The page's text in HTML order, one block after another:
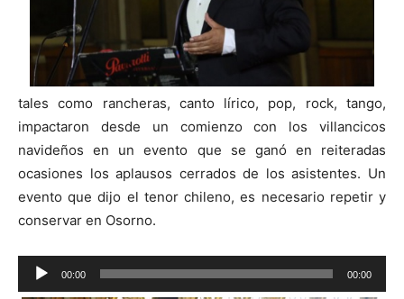
tales como rancheras, canto lírico, pop, rock, tango,
impactaron desde un comienzo con los villancicos
navideños en un evento que se ganó en reiteradas
ocasiones los aplausos cerrados de los asistentes. Un
evento que dijo el tenor chileno, es necesario repetir y
conservar en Osorno.
Reproductor
de
00:00 00:00